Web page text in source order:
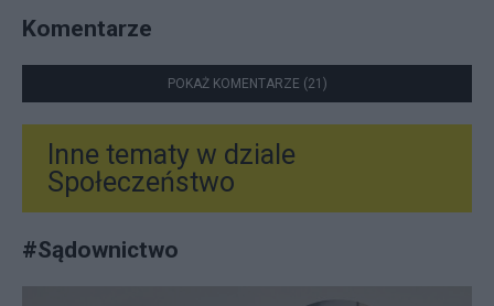
Komentarze
POKAŻ KOMENTARZE (21)
Inne tematy w dziale
Społeczeństwo
#Sądownictwo